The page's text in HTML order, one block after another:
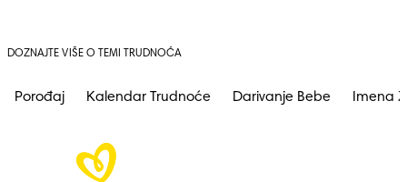
DOZNAJTE VIŠE O TEMI TRUDNOĆA
Porođaj Kalendar Trudnoće Darivanje Bebe Imena